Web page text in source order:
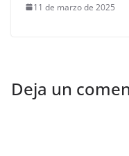
11 de marzo de 2025
Deja un